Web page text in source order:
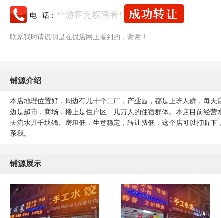
电 话： **游客无权查看**
联系我时请说明是在找店网上看到的，谢谢！
铺源介绍
本店地理位置好，周边有几十个工厂，产业园，都是上班人群，每
边是超市，商场，楼上是住户区，几万人的住宿群体。本店目前经
天流水几千块钱。房租低，生意稳定，转让费低，这个店可以打听
系我。
铺源展示